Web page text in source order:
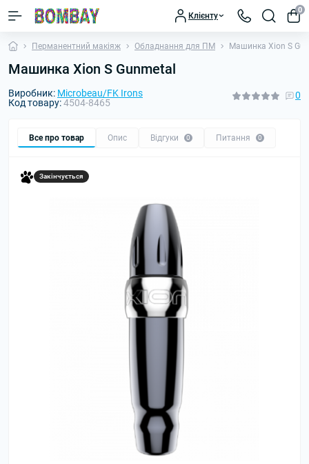
Клієнту
0
Перманентний макіяж Обладнання для ПМ Машинка Xion S
Машинка Xion S Gunmetal
Виробник: Microbeau/FK Irons
Код товару:4504-8465
0
Все про товар Опис Відгуки 0 Питання 0
Закінчується